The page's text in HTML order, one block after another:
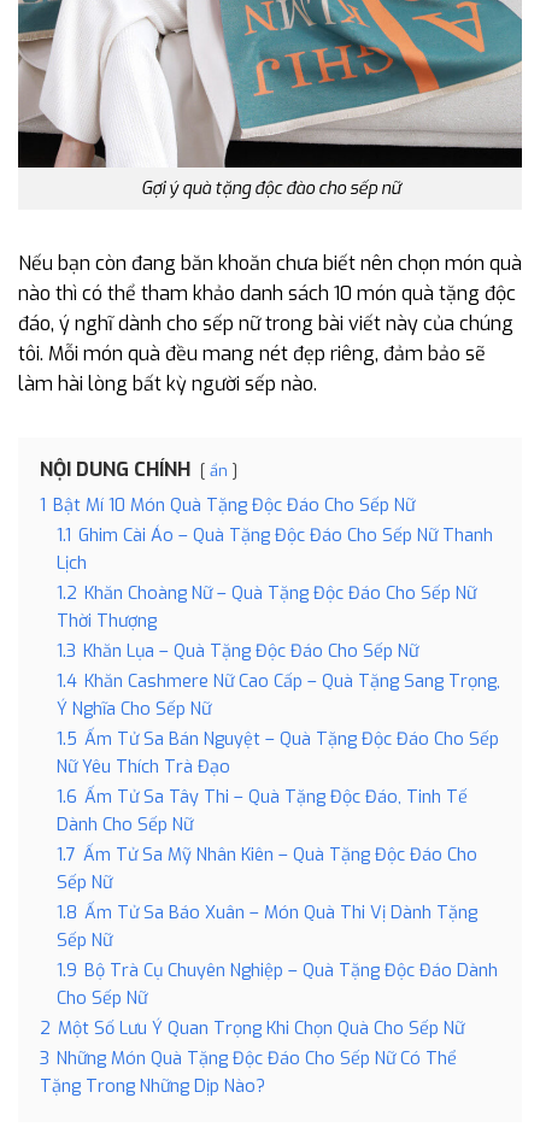
Gợi ý quà tặng độc đào cho sếp nữ
Nếu bạn còn đang băn khoăn chưa biết nên chọn món quà
nào thì có thể tham khảo danh sách 10 món quà tặng độc
đáo, ý nghĩ dành cho sếp nữ trong bài viết này của chúng
tôi. Mỗi món quà đều mang nét đẹp riêng, đảm bảo sẽ
làm hài lòng bất kỳ người sếp nào.
NỘI DUNG CHÍNH ẩn
1 Bật Mí 10 Món Quà Tặng Độc Đáo Cho Sếp Nữ
1.1 Ghim Cài Áo – Quà Tặng Độc Đáo Cho Sếp Nữ Thanh
Lịch
1.2 Khăn Choàng Nữ – Quà Tặng Độc Đáo Cho Sếp Nữ
Thời Thượng
1.3 Khăn Lụa – Quà Tặng Độc Đáo Cho Sếp Nữ
1.4 Khăn Cashmere Nữ Cao Cấp – Quà Tặng Sang Trọng,
Ý Nghĩa Cho Sếp Nữ
1.5 Ấm Tử Sa Bán Nguyệt – Quà Tặng Độc Đáo Cho Sếp
Nữ Yêu Thích Trà Đạo
1.6 Ấm Tử Sa Tây Thi – Quà Tặng Độc Đáo, Tinh Tế
Dành Cho Sếp Nữ
1.7 Ấm Tử Sa Mỹ Nhân Kiên – Quà Tặng Độc Đáo Cho
Sếp Nữ
1.8 Ấm Tử Sa Báo Xuân – Món Quà Thi Vị Dành Tặng
Sếp Nữ
1.9 Bộ Trà Cụ Chuyên Nghiệp – Quà Tặng Độc Đáo Dành
Cho Sếp Nữ
2 Một Số Lưu Ý Quan Trọng Khi Chọn Quà Cho Sếp Nữ
3 Những Món Quà Tặng Độc Đáo Cho Sếp Nữ Có Thể
Tặng Trong Những Dịp Nào?